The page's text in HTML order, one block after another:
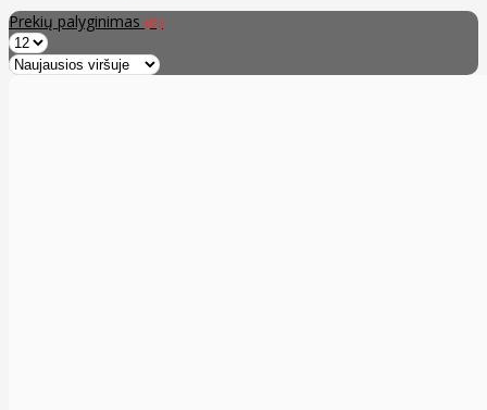
Prekių palyginimas (0)